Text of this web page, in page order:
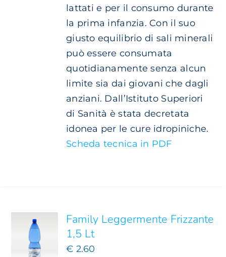
lattati e per il consumo durante
la prima infanzia. Con il suo
giusto equilibrio di sali minerali
può essere consumata
quotidianamente senza alcun
limite sia dai giovani che dagli
anziani. Dall’Istituto Superiori
di Sanità è stata decretata
idonea per le cure idropiniche.
Scheda tecnica in PDF
Family Leggermente Frizzante
1,5 Lt
€ 2.60